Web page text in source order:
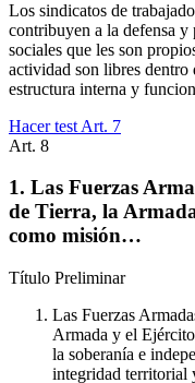
Los sindicatos de
contribuyen a la defensa
sociales que les son
actividad son libres dentro
estructura interna y
Hacer test Art. 7
Art. 8
1. Las Fuerzas
de Tierra, la
como misión…
Título Preliminar
Las Fuerzas
Armada y el
la soberanía e
integridad territorial